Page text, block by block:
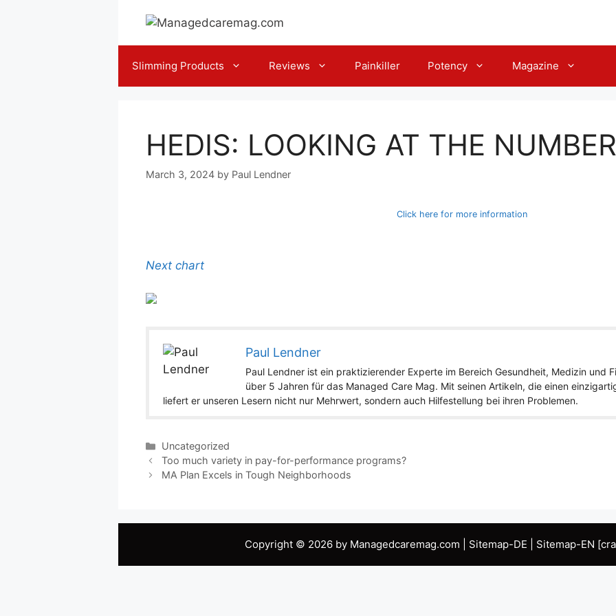
Slimming Products Reviews Painkiller Potency Magazine
HEDIS: LOOKING AT THE
March 3, 2024 by Paul Lendner
Click here for more information
Next chart
Paul Lendner
Paul Lendner ist ein praktizierender Experte im Bereich Gesundheit, Medizin und
über 5 Jahren für das Managed Care Mag. Mit seinen Artikeln, die einen
liefert er unseren Lesern nicht nur Mehrwert, sondern auch Hilfestellung bei ihren Problemen.
Categories
Uncategorized
Too much variety in pay-for-performance programs?
MA Plan Excels in Tough Neighborhoods
Copyright © 2026 by Managedcaremag.com | Sitemap-DE Sitemap-EN